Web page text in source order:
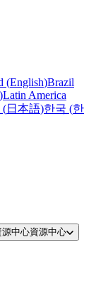
(English)Brazil
)Latin America
(日本語)한국 (한
源中心資源中心